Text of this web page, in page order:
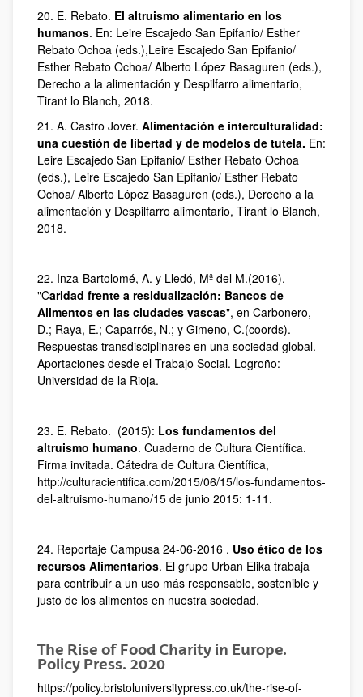
20. E. Rebato. El altruismo alimentario en los
humanos. En: Leire Escajedo San Epifanio/ Esther
Rebato Ochoa (eds.),Leire Escajedo San Epifanio/
Esther Rebato Ochoa/ Alberto López Basaguren (eds.),
Derecho a la alimentación y Despilfarro alimentario,
Tirant lo Blanch, 2018.
21. A. Castro Jover. Alimentación e interculturalidad:
una cuestión de libertad y de modelos de tutela. En:
Leire Escajedo San Epifanio/ Esther Rebato Ochoa
(eds.), Leire Escajedo San Epifanio/ Esther Rebato
Ochoa/ Alberto López Basaguren (eds.), Derecho a la
alimentación y Despilfarro alimentario, Tirant lo Blanch,
2018.
22. Inza-Bartolomé, A. y Lledó, Mª del M.(2016).
"Caridad frente a residualización: Bancos de
Alimentos en las ciudades vascas", en Carbonero,
D.; Raya, E.; Caparrós, N.; y Gimeno, C.(coords).
Respuestas transdisciplinares en una sociedad global.
Aportaciones desde el Trabajo Social. Logroño:
Universidad de la Rioja.
23. E. Rebato. (2015): Los fundamentos del
altruismo humano. Cuaderno de Cultura Científica.
Firma invitada. Cátedra de Cultura Científica,
http://culturacientifica.com/2015/06/15/los-fundamentos-
del-altruismo-humano/15 de junio 2015: 1-11.
24. Reportaje Campusa 24-06-2016 . Uso ético de los
recursos Alimentarios. El grupo Urban Elika trabaja
para contribuir a un uso más responsable, sostenible y
justo de los alimentos en nuestra sociedad.
The Rise of Food Charity in Europe.
Policy Press. 2020
https://policy.bristoluniversitypress.co.uk/the-rise-of-